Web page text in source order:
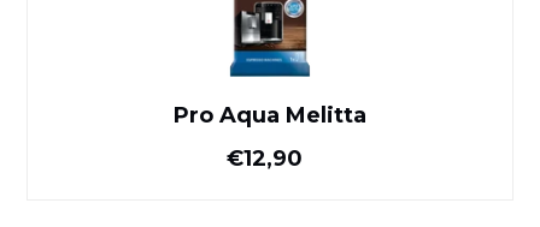
Pro Aqua Melitta
Normale prijs
€12,90